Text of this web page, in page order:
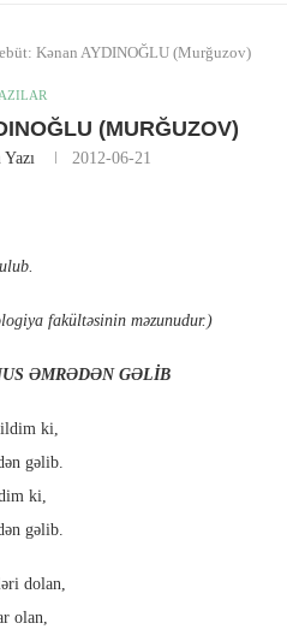
Kənan AYDINOĞLU (Murğuzov)
(MURĞUZOV)
2012-06-21
fakültəsinin məzunudur.)
ƏMRƏDƏN GƏLİB
ki,
gəlib.
ki,
gəlib.
dolan,
olan,